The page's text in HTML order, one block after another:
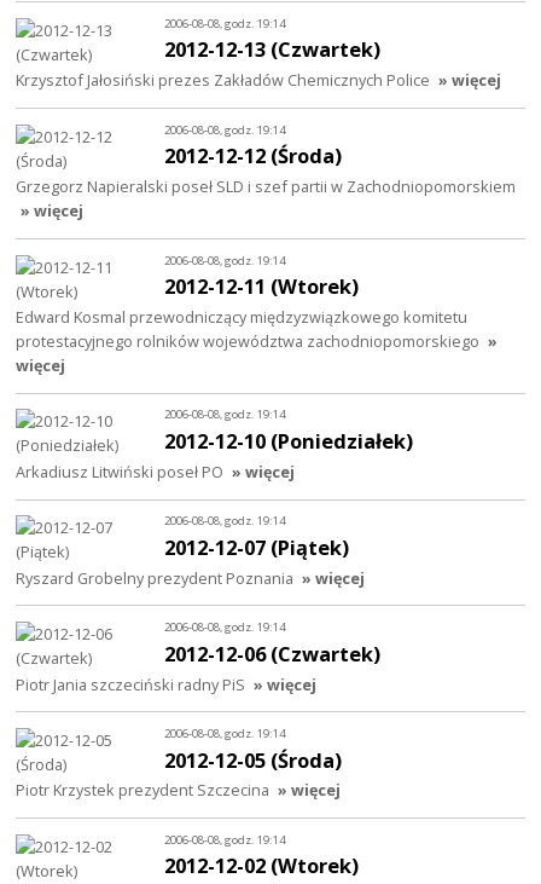
2006-08-08, godz. 19:14
2012-12-13 (Czwartek)
Krzysztof Jałosiński prezes Zakładów Chemicznych Police » więcej
2006-08-08, godz. 19:14
2012-12-12 (Środa)
Grzegorz Napieralski poseł SLD i szef partii w Zachodniopomorskiem
» więcej
2006-08-08, godz. 19:14
2012-12-11 (Wtorek)
Edward Kosmal przewodniczący międzyzwiązkowego komitetu
protestacyjnego rolników województwa zachodniopomorskiego »
więcej
2006-08-08, godz. 19:14
2012-12-10 (Poniedziałek)
Arkadiusz Litwiński poseł PO » więcej
2006-08-08, godz. 19:14
2012-12-07 (Piątek)
Ryszard Grobelny prezydent Poznania » więcej
2006-08-08, godz. 19:14
2012-12-06 (Czwartek)
Piotr Jania szczeciński radny PiS » więcej
2006-08-08, godz. 19:14
2012-12-05 (Środa)
Piotr Krzystek prezydent Szczecina » więcej
2006-08-08, godz. 19:14
2012-12-02 (Wtorek)